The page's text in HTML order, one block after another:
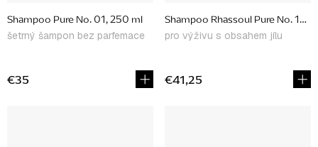
Shampoo Pure No. 01, 250 ml
šetrný šampon bez parfemace
€35
Shampoo Rhassoul Pure No. 19,
pro výživu s obsahem jílu
€41,25